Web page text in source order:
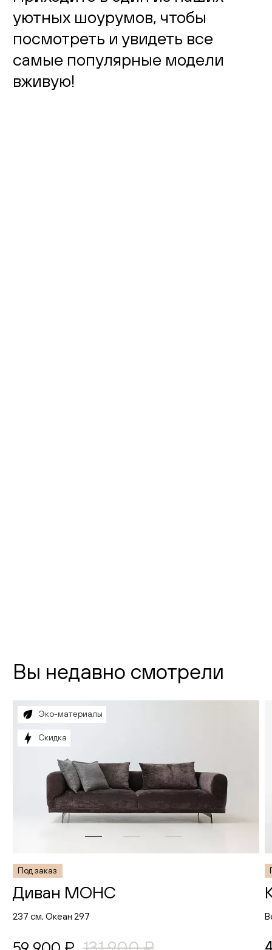
уютных шоурумов, чтобы
посмотреть и увидеть все
самые популярные модели
вживую!
Вы недавно смотрели
Эко-материалы
Скидка
Диван МОНС
Под заказ
237 см, Океан 297